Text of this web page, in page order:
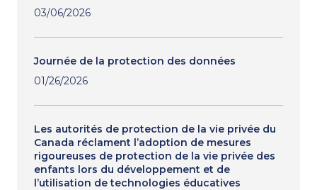
03/06/2026
Journée de la protection des données
01/26/2026
Les autorités de protection de la vie privée du
Canada réclament l’adoption de mesures
rigoureuses de protection de la vie privée des
enfants lors du développement et de
l’utilisation de technologies éducatives